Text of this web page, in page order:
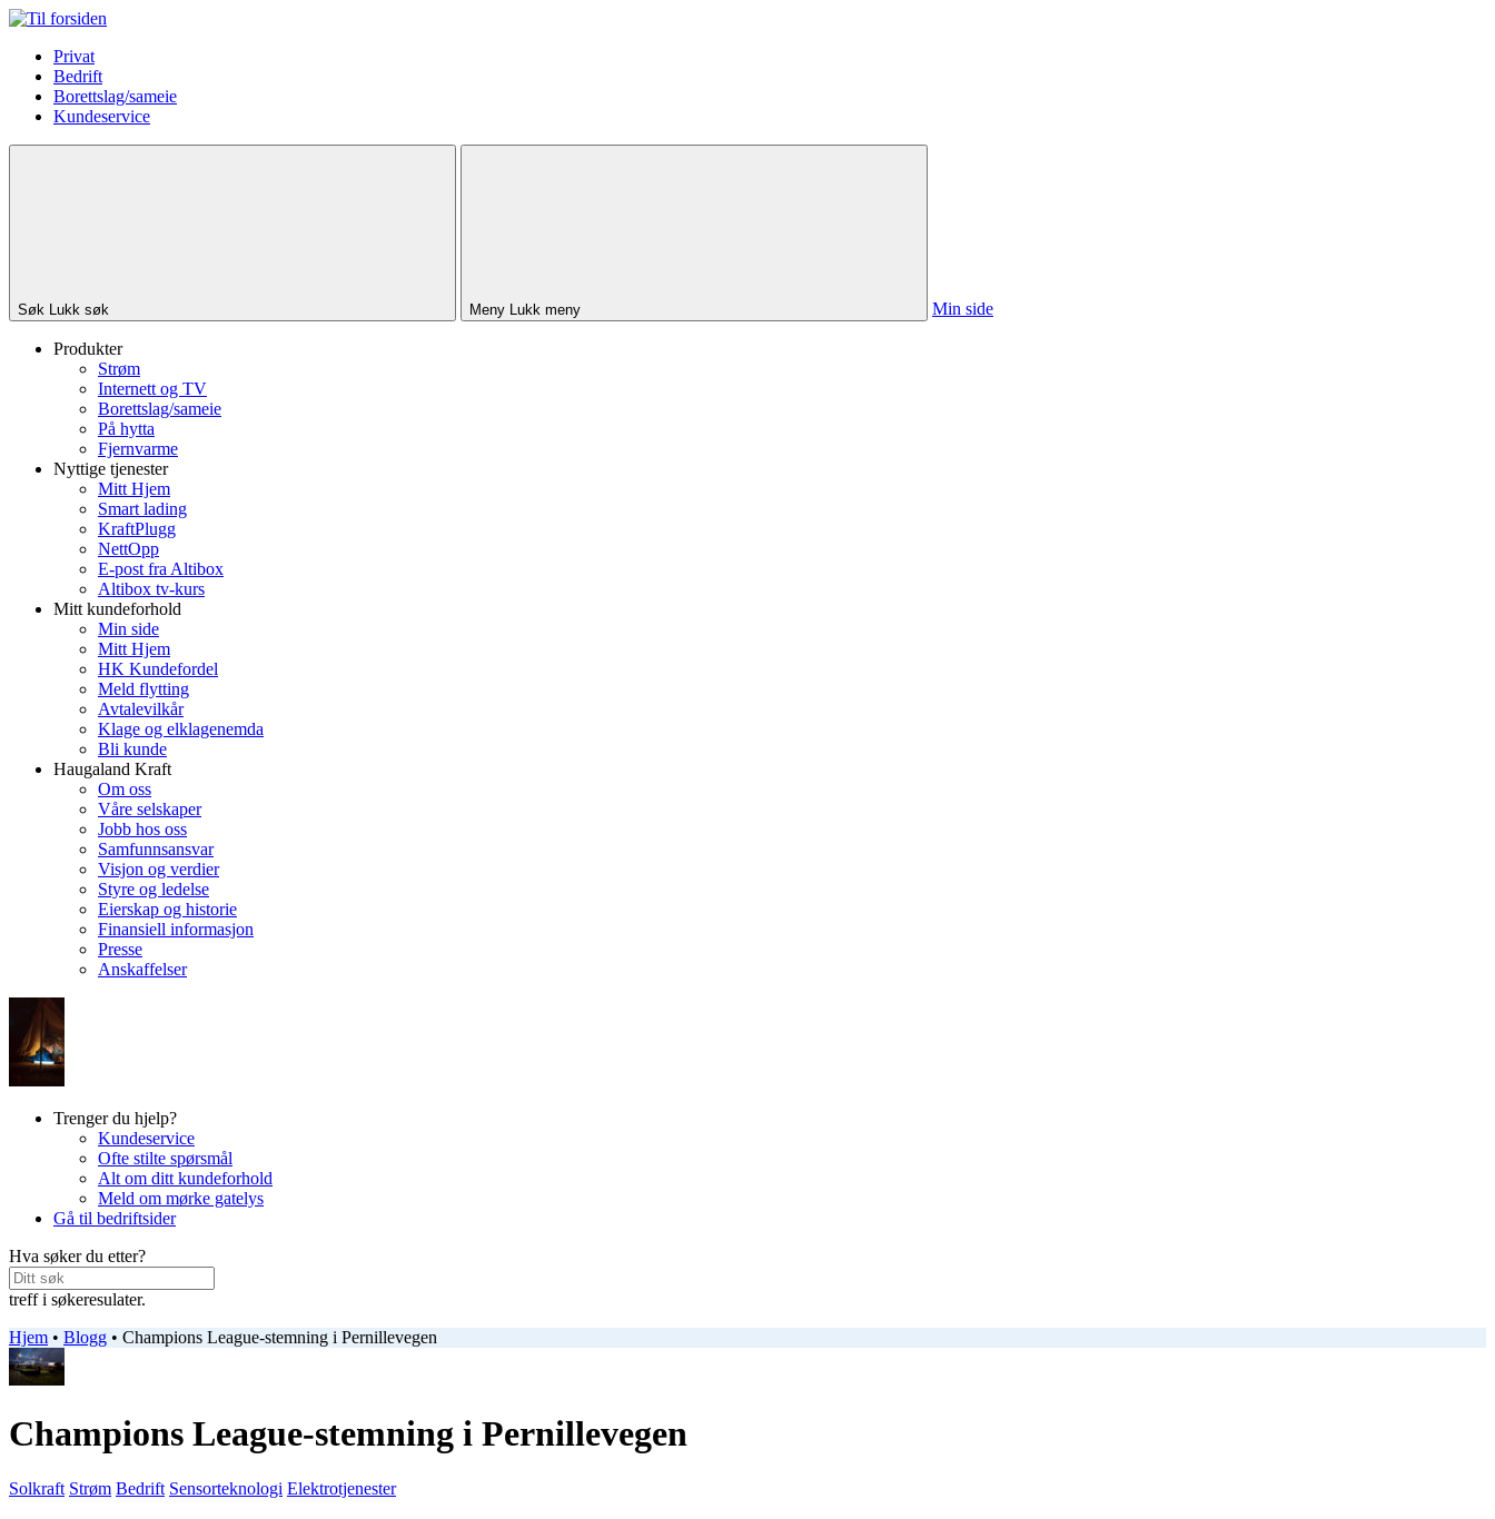
Privat
Bedrift
Borettslag/sameie
Kundeservice
Søk Lukk søk Meny Lukk meny Min side
Produkter
Strøm
Internett og TV
Borettslag/sameie
På hytta
Fjernvarme
Nyttige tjenester
Mitt Hjem
Smart lading
KraftPlugg
NettOpp
E-post fra Altibox
Altibox tv-kurs
Mitt kundeforhold
Min side
Mitt Hjem
HK Kundefordel
Meld flytting
Avtalevilkår
Klage og elklagenemda
Bli kunde
Haugaland Kraft
Om oss
Våre selskaper
Jobb hos oss
Samfunnsansvar
Visjon og verdier
Styre og ledelse
Eierskap og historie
Finansiell informasjon
Presse
Anskaffelser
Trenger du hjelp?
Kundeservice
Ofte stilte spørsmål
Alt om ditt kundeforhold
Meld om mørke gatelys
Gå til bedriftsider
Hva søker du etter?
treff i søkeresulater.
Hjem • Blogg • Champions League-stemning i Pernillevegen
Champions League-stemning i Pernillevegen
Solkraft Strøm Bedrift Sensorteknologi Elektrotjenester